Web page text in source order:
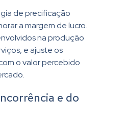
de precificação
a margem de lucro.
na produção
e ajuste os
o valor percebido
e do